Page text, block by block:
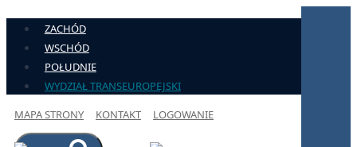
Przejdź
treści
ZACHÓD
WSCHÓD
POŁUDNIE
WYDZIAŁ TRANSEUROPEJSKI
MAPA STRONY
KONTAKT LOGOWANIE